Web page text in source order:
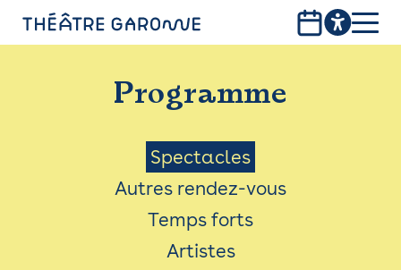
PROGRAMME
INFOS PRATIQUES
AVEC LES PUBLICS
ACCESSIBILITÉ
LES PRODUCTIONS
Programme
Menu
Saison
Spectacles
Autres rendez-vous
Temps forts
Artistes